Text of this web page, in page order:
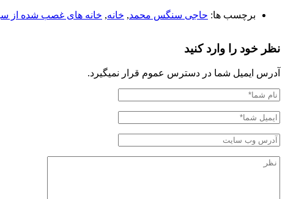
برچسب ها: حاجی سنگس محمد, خانه, خانه های غصب شده از
نظر خود را وارد کنید
آدرس ایمیل شما در دسترس عموم قرار نمیگیرد.